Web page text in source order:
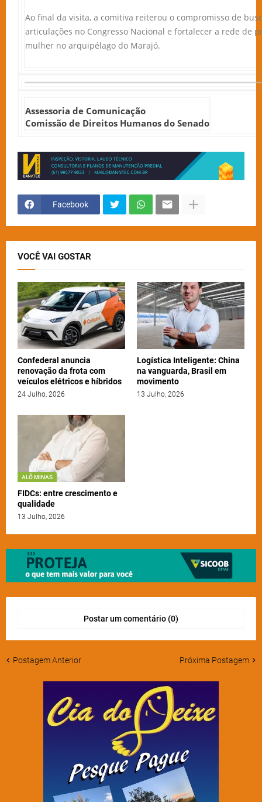
Ao final da visita, a comitiva reiterou o compromisso de
articulações no Congresso Nacional e fortalecer a rede de
mulher no arquipélago do Marajó.
Assessoria de Comunicação
Comissão de Direitos Humanos do Senado
Facebook
VOCÊ VAI GOSTAR
Confederal anuncia
renovação da frota com
veículos elétricos e híbridos
24 Julho, 2026
Logística Inteligente: China
na vanguarda, Brasil em
movimento
13 Julho, 2026
ALÔ MINAS
FIDCs: entre crescimento e
qualidade
13 Julho, 2026
Postar um comentário (0)
Postagem Anterior Próxima Postagem